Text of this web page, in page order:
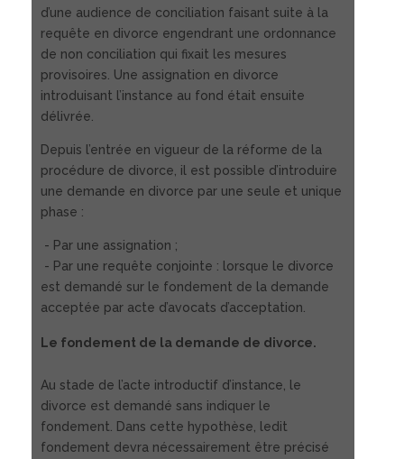
d’une audience de conciliation faisant suite à la
requête en divorce engendrant une ordonnance
de non conciliation qui fixait les mesures
provisoires. Une assignation en divorce
introduisant l’instance au fond était ensuite
délivrée.
Depuis l’entrée en vigueur de la réforme de la
procédure de divorce, il est possible d’introduire
une demande en divorce par une seule et unique
phase :
- Par une assignation ;
- Par une requête conjointe : lorsque le divorce
est demandé sur le fondement de la demande
acceptée par acte d’avocats d’acceptation.
Le fondement de la demande de divorce.
Au stade de l’acte introductif d’instance, le
divorce est demandé sans indiquer le
fondement. Dans cette hypothèse, ledit
fondement devra nécessairement être précisé